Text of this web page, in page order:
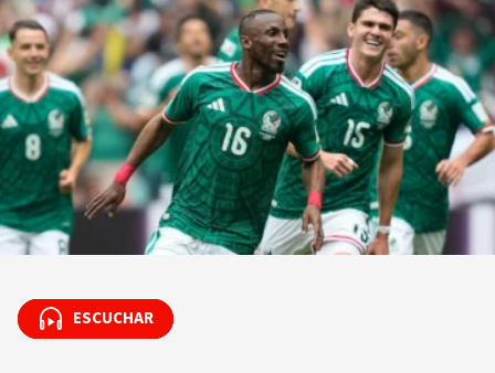
ESCUCHAR
ESCUCHAR